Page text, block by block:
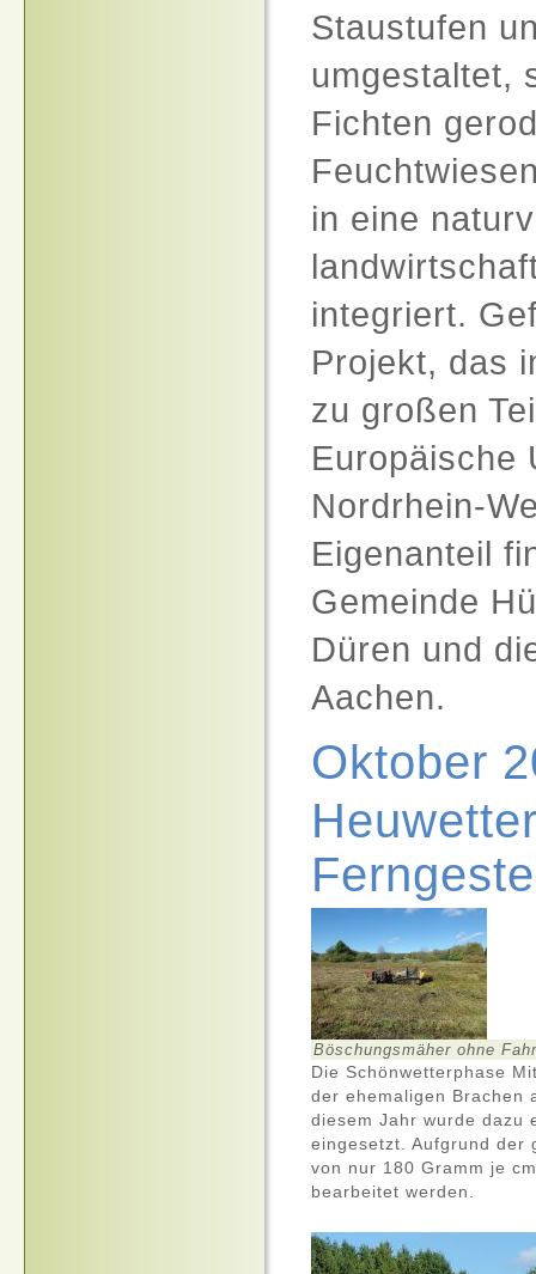
Staustufen
umgestaltet,
Fichten
in eine
integriert.
Projekt, das
zu großen
Europäische
Nordrhein-
Eigenanteil
Gemeinde
Düren und
Aachen.
Oktober
Böschungsmäher ohne
Die Schönwetterphase
der ehemaligen Brachen
diesem Jahr wurde dazu
eingesetzt. Aufgrund der
von nur 180 Gramm je
bearbeitet werden.